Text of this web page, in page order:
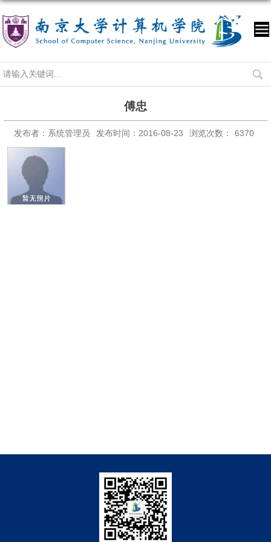
傅忠
发布者：系统管理员 发布时间：2016-08-23 浏览次数： 6370